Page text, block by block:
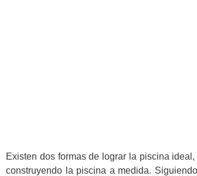
Existen dos formas de lograr la piscina
construyendo la piscina a medida.